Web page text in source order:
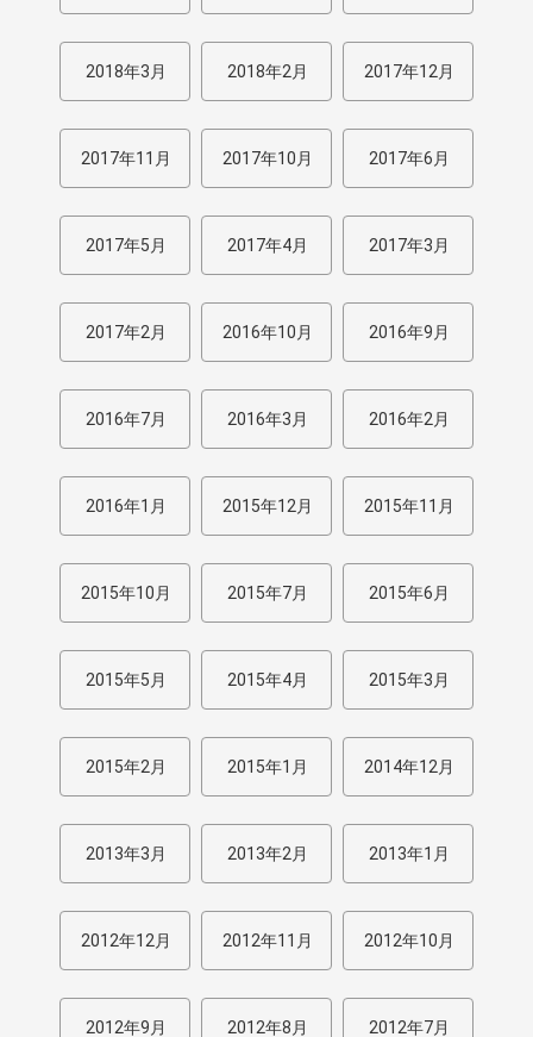
2018年3月 2018年2月 2017年12月
2017年11月 2017年10月 2017年6月
2017年5月 2017年4月 2017年3月
2017年2月 2016年10月 2016年9月
2016年7月 2016年3月 2016年2月
2016年1月 2015年12月 2015年11月
2015年10月 2015年7月 2015年6月
2015年5月 2015年4月 2015年3月
2015年2月 2015年1月 2014年12月
2013年3月 2013年2月 2013年1月
2012年12月 2012年11月 2012年10月
2012年9月 2012年8月 2012年7月